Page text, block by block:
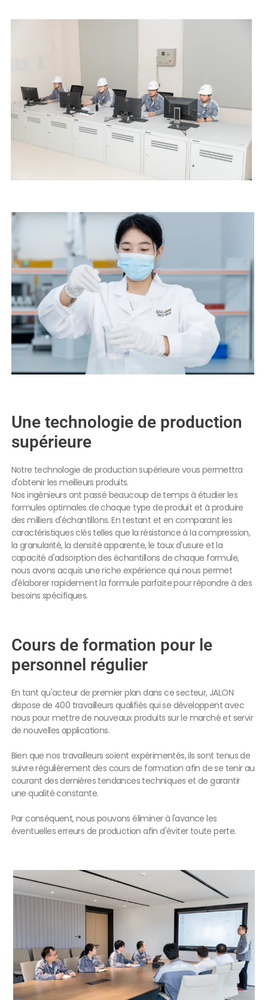
Une technologie de production
supérieure
Notre technologie de production supérieure vous permettra
d'obtenir les meilleurs produits.
Nos ingénieurs ont passé beaucoup de temps à étudier les
formules optimales de chaque type de produit et à produire
des milliers d'échantillons. En testant et en comparant les
caractéristiques clés telles que la résistance à la compression,
la granularité, la densité apparente, le taux d'usure et la
capacité d'adsorption des échantillons de chaque formule,
nous avons acquis une riche expérience qui nous permet
d'élaborer rapidement la formule parfaite pour répondre à des
besoins spécifiques.
Cours de formation pour le
personnel régulier
En tant qu'acteur de premier plan dans ce secteur, JALON
dispose de 400 travailleurs qualifiés qui se développent avec
nous pour mettre de nouveaux produits sur le marché et servir
de nouvelles applications.
Bien que nos travailleurs soient expérimentés, ils sont tenus de
suivre régulièrement des cours de formation afin de se tenir au
courant des dernières tendances techniques et de garantir
une qualité constante.
Par conséquent, nous pouvons éliminer à l'avance les
éventuelles erreurs de production afin d'éviter toute perte.